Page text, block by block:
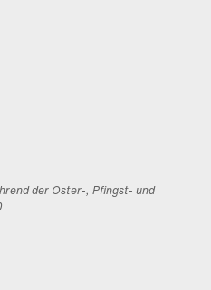
der Oster-, Pfingst- und